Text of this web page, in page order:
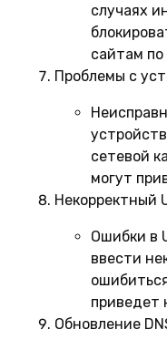
случаях
сайтам
Проблемы с
сетевой
могут
Некорректный
Ошибки в
ввести
приведет
Обновление